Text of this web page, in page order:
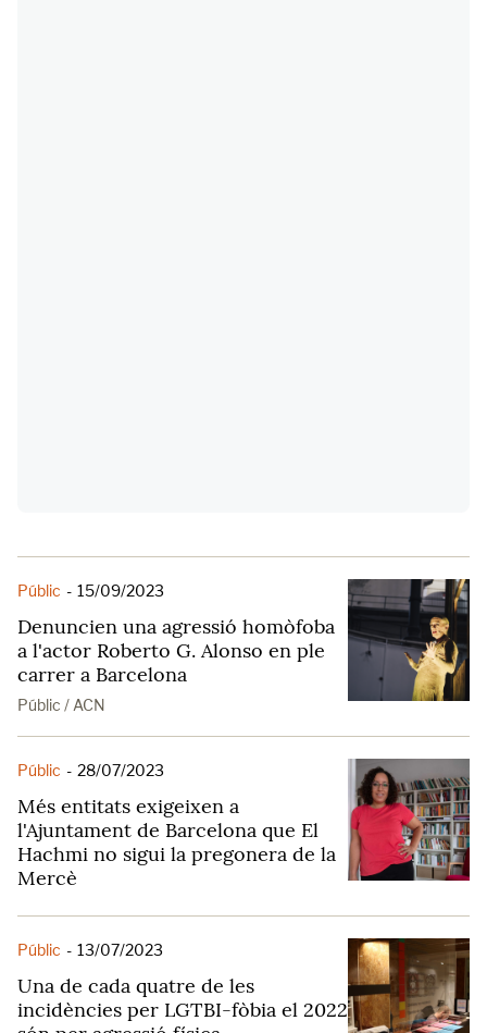
Públic - 15/09/2023
Denuncien una agressió homòfoba
a l'actor Roberto G. Alonso en ple
carrer a Barcelona
Públic / ACN
Públic - 28/07/2023
Més entitats exigeixen a
l'Ajuntament de Barcelona que El
Hachmi no sigui la pregonera de la
Mercè
Públic - 13/07/2023
Una de cada quatre de les
incidències per LGTBI-fòbia el 2022